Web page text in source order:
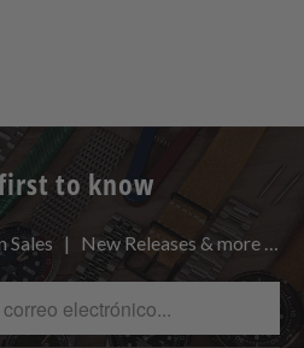
to know
Sales | New Releases & more …